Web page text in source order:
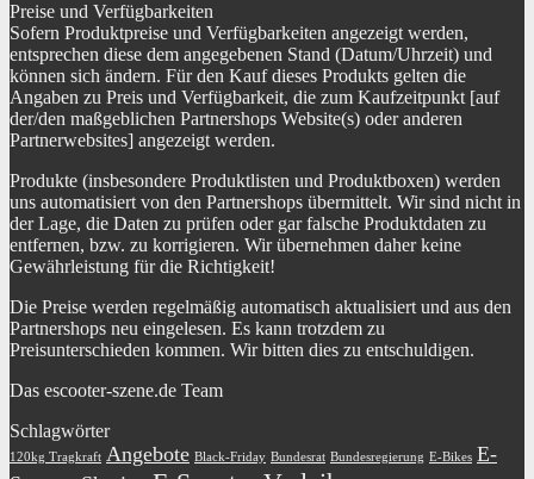
Preise und Verfügbarkeiten
Sofern Produktpreise und Verfügbarkeiten angezeigt werden,
entsprechen diese dem angegebenen Stand (Datum/Uhrzeit) und
können sich ändern. Für den Kauf dieses Produkts gelten die
Angaben zu Preis und Verfügbarkeit, die zum Kaufzeitpunkt [auf
der/den maßgeblichen Partnershops Website(s) oder anderen
Partnerwebsites] angezeigt werden.
Produkte (insbesondere Produktlisten und Produktboxen) werden
uns automatisiert von den Partnershops übermittelt. Wir sind nicht in
der Lage, die Daten zu prüfen oder gar falsche Produktdaten zu
entfernen, bzw. zu korrigieren. Wir übernehmen daher keine
Gewährleistung für die Richtigkeit!
Die Preise werden regelmäßig automatisch aktualisiert und aus den
Partnershops neu eingelesen. Es kann trotzdem zu
Preisunterschieden kommen. Wir bitten dies zu entschuldigen.
Das escooter-szene.de Team
Schlagwörter
120kg Tragkraft Angebote Black-Friday Bundesrat Bundesregierung E-Bikes E-